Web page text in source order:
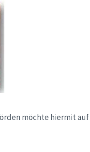
möchte hiermit